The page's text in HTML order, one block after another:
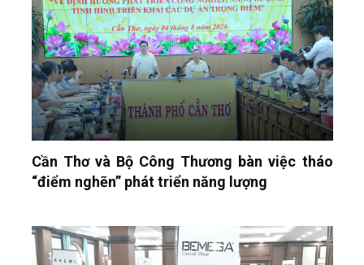
Cần Thơ và Bộ Công Thương bàn việc tháo
“điểm nghẽn” phát triển năng lượng